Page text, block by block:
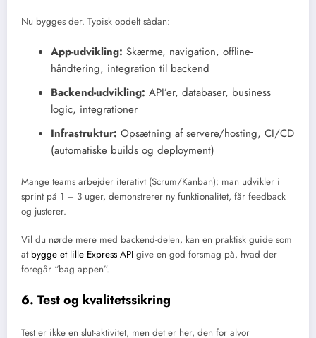
Nu bygges der. Typisk opdelt sådan:
App-udvikling: Skærme, navigation, offline-
håndtering, integration til backend
Backend-udvikling: API’er, databaser, business
logic, integrationer
Infrastruktur: Opsætning af servere/hosting, CI/CD
(automatiske builds og deployment)
Mange teams arbejder iterativt (Scrum/Kanban): man udvikler i
sprint på 1 – 3 uger, demonstrerer ny funktionalitet, får feedback
og justerer.
Vil du nørde mere med backend-delen, kan en praktisk guide som
at bygge et lille Express API give en god forsmag på, hvad der
foregår “bag appen”.
6. Test og kvalitetssikring
Test er ikke en slut-aktivitet, men det er her, den for alvor